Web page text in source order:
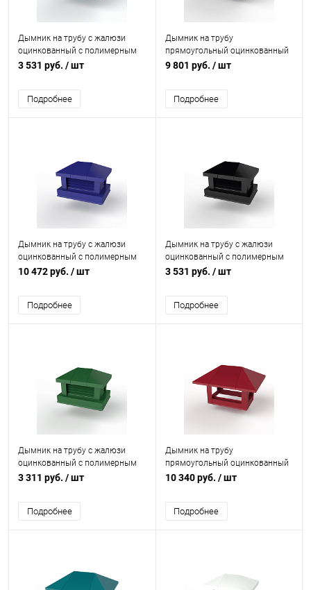
Дымник на трубу с жалюзи
оцинкованный с полимерным
покрытием до 1600мм RAL
3 531 руб. / шт
Подробнее
Дымник на трубу
прямоугольный оцинкованный
с полимерным покрытием до
9 801 руб. / шт
Подробнее
Дымник на трубу с жалюзи
оцинкованный с полимерным
покрытием до 2400мм RAL
10 472 руб. / шт
Подробнее
Дымник на трубу с жалюзи
оцинкованный с полимерным
покрытием до 1600мм RAL
3 531 руб. / шт
Подробнее
Дымник на трубу с жалюзи
оцинкованный с полимерным
покрытием до 1200мм RAL
3 311 руб. / шт
Подробнее
Дымник на трубу
прямоугольный оцинкованный
с полимерным покрытием до
10 340 руб. / шт
Подробнее